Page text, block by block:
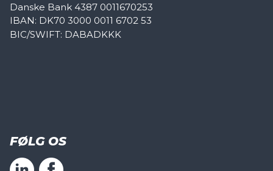
Danske Bank 4387 0011670253
IBAN: DK70 3000 0011 6702 53
BIC/SWIFT: DABADKKK
FØLG OS